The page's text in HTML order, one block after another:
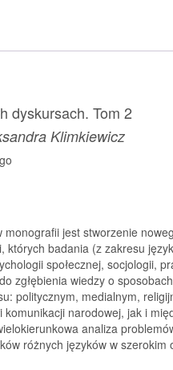
dyskursach. Tom 2
Klimkiewicz
monografii jest stworzenie
których badania (z zakresu
społecznej, socjologii,
zgłębienia wiedzy o
politycznym, medialnym,
narodowej, jak i
analiza
różnych języków w szerokim